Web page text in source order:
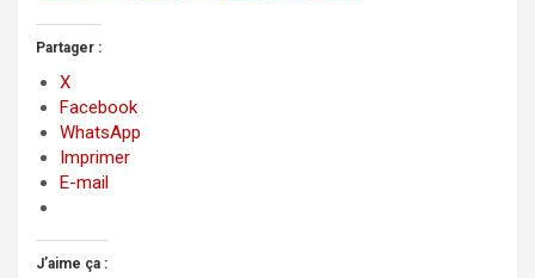
Partager :
X
Facebook
WhatsApp
Imprimer
E-mail
J’aime ça :